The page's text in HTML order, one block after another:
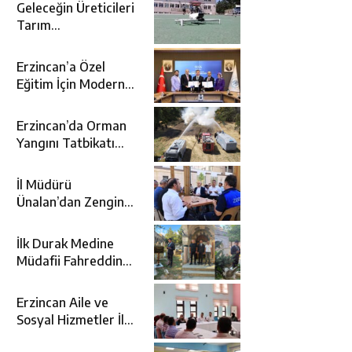
Geleceğin Üreticileri
Tarım
Tanışıyor
Erzincan’a Özel
Eğitim İçin Modern
Eğitim Meslek Okulu
Protokolü İmzalandı
Erzincan’da Orman
Yangını Tatbikatı
İl Müdürü
Ünalan’dan Zengin
Ziyareti
İlk Durak Medine
Müdafii Fahreddin
Kabri
Erzincan Aile ve
Sosyal Hizmetler İl